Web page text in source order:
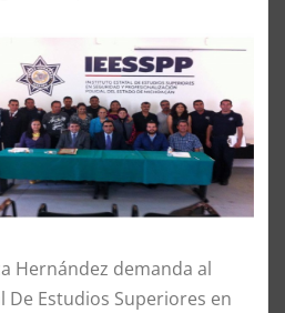
Hernández demanda al
Estudios Superiores en